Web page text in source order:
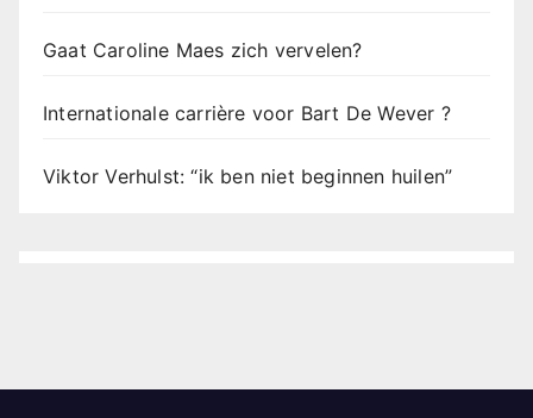
Gaat Caroline Maes zich vervelen?
Internationale carrière voor Bart De Wever ?
Viktor Verhulst: “ik ben niet beginnen huilen”